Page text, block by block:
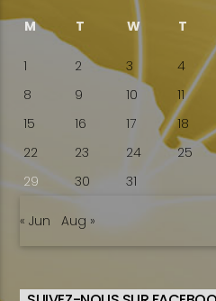
M T W T
1 2 3 4
8
9 10 11
15
16 17 18
22
23 24 25
29
30 31
« Jun Aug »